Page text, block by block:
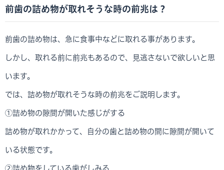
前歯の詰め物が取れそうな時の前兆は？
前歯の詰め物は、急に食事中などに取れる事があります。
しかし、取れる前に前兆もあるので、見逃さないで欲しいと思
います。
では、詰め物が取れそうな時の前兆をご説明します。
①詰め物の隙間が開いた感じがする
詰め物が取れかかって、自分の歯と詰め物の間に隙間が開いて
いる状態です。
②詰め物をしている歯がしみる